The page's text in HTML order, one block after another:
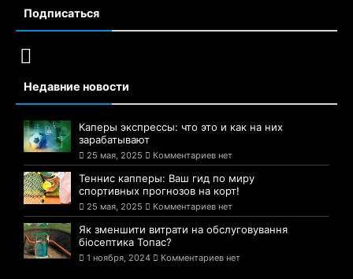
Подписаться
Недавние новости
Каперы экспрессы: что это и как на них
зарабатывают
25 мая, 2025 Комментариев нет
Теннис капперы: Ваш гид по миру
спортивных прогнозов на корт!
25 мая, 2025 Комментариев нет
Як зменшити витрати на обслуговування
біосептика Топас?
1 ноября, 2024 Комментариев нет